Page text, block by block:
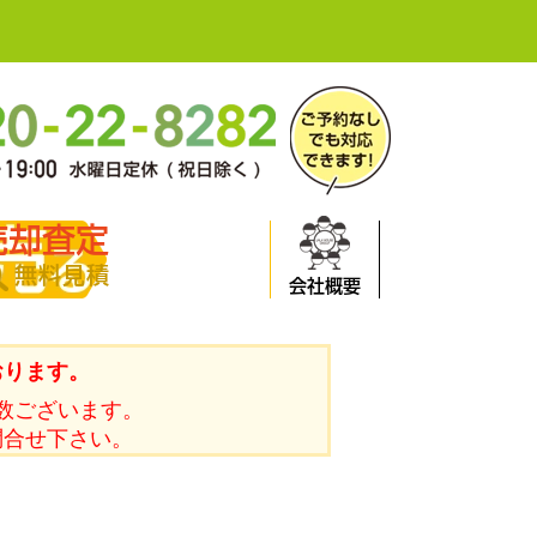
却査定
無料見積 会社概要
ます。
ざいます。
せ下さい。